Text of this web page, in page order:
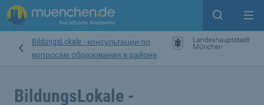
Open
BildungsLokale - консультации по
вопросам образования в районе
BildungsLokale -